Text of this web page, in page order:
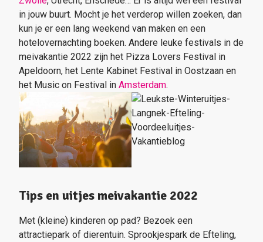
in jouw buurt. Mocht je het verderop willen zoeken, dan
kun je er een lang weekend van maken en een
hotelovernachting boeken. Andere leuke festivals in de
meivakantie 2022 zijn het Pizza Lovers Festival in
Apeldoorn, het Lente Kabinet Festival in Oostzaan en
het Music on Festival in Amsterdam.
Tips en uitjes meivakantie 2022
Met (kleine) kinderen op pad? Bezoek een
attractiepark of dierentuin. Sprookjespark de Efteling,